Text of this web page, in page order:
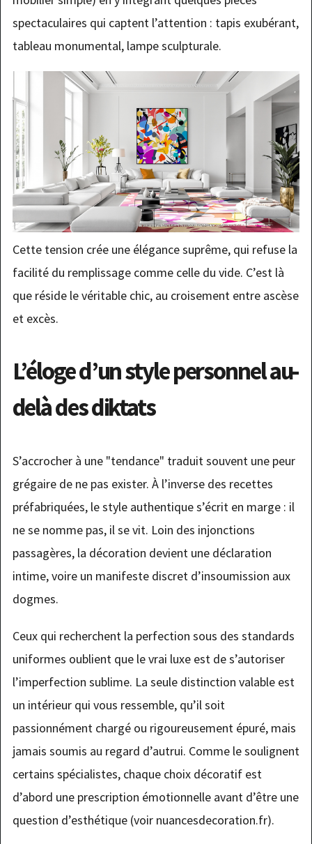
spectaculaires qui captent l’attention : tapis exubérant,
tableau monumental, lampe sculpturale.
Cette tension crée une élégance suprême, qui refuse la
facilité du remplissage comme celle du vide. C’est là
que réside le véritable chic, au croisement entre ascèse
et excès.
L’éloge d’un style personnel au-
delà des diktats
S’accrocher à une "tendance" traduit souvent une peur
grégaire de ne pas exister. À l’inverse des recettes
préfabriquées, le style authentique s’écrit en marge : il
ne se nomme pas, il se vit. Loin des injonctions
passagères, la décoration devient une déclaration
intime, voire un manifeste discret d’insoumission aux
dogmes.
Ceux qui recherchent la perfection sous des standards
uniformes oublient que le vrai luxe est de s’autoriser
l’imperfection sublime. La seule distinction valable est
un intérieur qui vous ressemble, qu’il soit
passionnément chargé ou rigoureusement épuré, mais
jamais soumis au regard d’autrui. Comme le soulignent
certains spécialistes, chaque choix décoratif est
d’abord une prescription émotionnelle avant d’être une
question d’esthétique (voir nuancesdecoration.fr).